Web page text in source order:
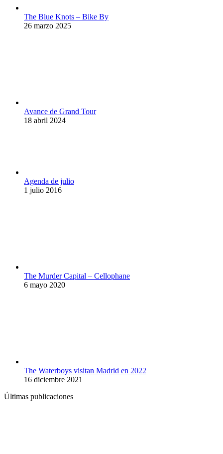
The Blue Knots – Bike By
26 marzo 2025
Avance de Grand Tour
18 abril 2024
Agenda de julio
1 julio 2016
The Murder Capital – Cellophane
6 mayo 2020
The Waterboys visitan Madrid en 2022
16 diciembre 2021
Últimas publicaciones